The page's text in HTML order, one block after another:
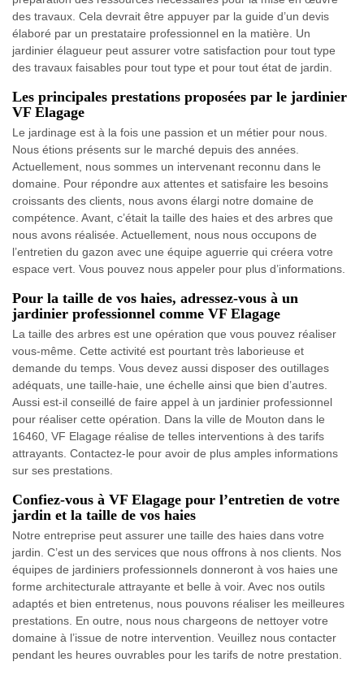
des travaux. Cela devrait être appuyer par la guide d’un devis
élaboré par un prestataire professionnel en la matière. Un
jardinier élagueur peut assurer votre satisfaction pour tout type
des travaux faisables pour tout type et pour tout état de jardin.
Les principales prestations proposées par le jardinier
VF Elagage
Le jardinage est à la fois une passion et un métier pour nous.
Nous étions présents sur le marché depuis des années.
Actuellement, nous sommes un intervenant reconnu dans le
domaine. Pour répondre aux attentes et satisfaire les besoins
croissants des clients, nous avons élargi notre domaine de
compétence. Avant, c’était la taille des haies et des arbres que
nous avons réalisée. Actuellement, nous nous occupons de
l’entretien du gazon avec une équipe aguerrie qui créera votre
espace vert. Vous pouvez nous appeler pour plus d’informations.
Pour la taille de vos haies, adressez-vous à un
jardinier professionnel comme VF Elagage
La taille des arbres est une opération que vous pouvez réaliser
vous-même. Cette activité est pourtant très laborieuse et
demande du temps. Vous devez aussi disposer des outillages
adéquats, une taille-haie, une échelle ainsi que bien d’autres.
Aussi est-il conseillé de faire appel à un jardinier professionnel
pour réaliser cette opération. Dans la ville de Mouton dans le
16460, VF Elagage réalise de telles interventions à des tarifs
attrayants. Contactez-le pour avoir de plus amples informations
sur ses prestations.
Confiez-vous à VF Elagage pour l’entretien de votre
jardin et la taille de vos haies
Notre entreprise peut assurer une taille des haies dans votre
jardin. C’est un des services que nous offrons à nos clients. Nos
équipes de jardiniers professionnels donneront à vos haies une
forme architecturale attrayante et belle à voir. Avec nos outils
adaptés et bien entretenus, nous pouvons réaliser les meilleures
prestations. En outre, nous nous chargeons de nettoyer votre
domaine à l’issue de notre intervention. Veuillez nous contacter
pendant les heures ouvrables pour les tarifs de notre prestation.